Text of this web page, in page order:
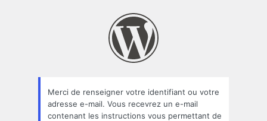
oublié
Merci de renseigner votre identifiant ou votre
adresse e-mail. Vous recevrez un e-mail
contenant les instructions vous permettant de